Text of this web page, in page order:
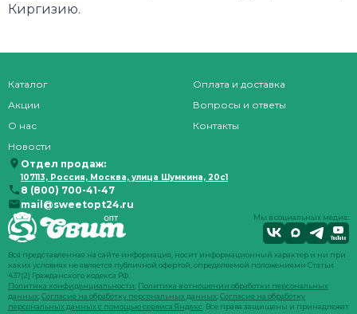
Киргизию.
Каталог
Акции
О нас
Новости
Оплата и доставка
Вопросы и ответы
Контакты
Отдел продаж:
107113, Россия, Москва, улица Шумкина, 20с1
8 (800) 700-41-47
mail@sweetopt24.ru
Мы в социальных медиа:
Вся представленная на сайте информация, носит информационный характер и ни при
каких условиях не является публичной офертой, определяемой положениями Статьи
437(2) Гражданского кодекса РФ.
Политика конфиденциальности; Политика в отношении обработки персональных
данных; Согласие на обработку персональных данных; Согласие на обработку
персональных данных с помощью сервиса Яндекс . Все права защищены и принадлежат